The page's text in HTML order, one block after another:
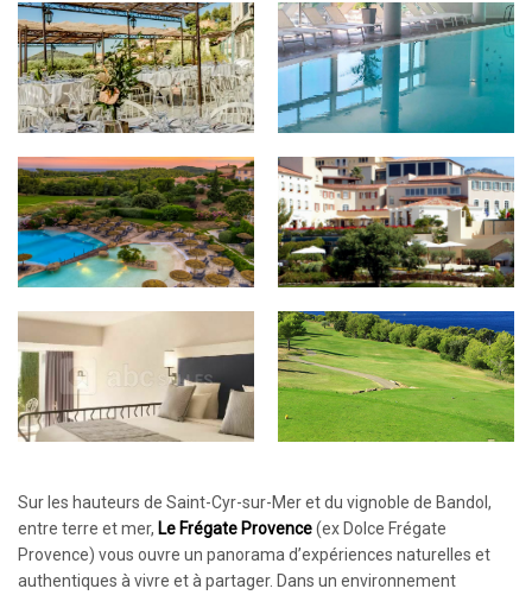
Sur les hauteurs de Saint-Cyr-sur-Mer et du vignoble de Bandol,
entre terre et mer, Le Frégate Provence(ex Dolce Frégate
Provence) vous ouvre un panorama d’expériences naturelles et
authentiques à vivre et à partager. Dans un environnement